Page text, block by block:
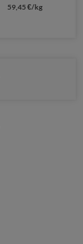
59,45 €/kg